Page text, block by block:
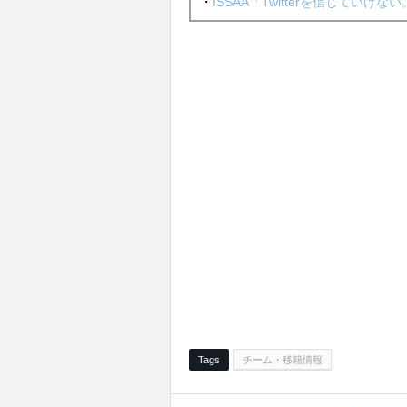
Tags チーム・移籍情報